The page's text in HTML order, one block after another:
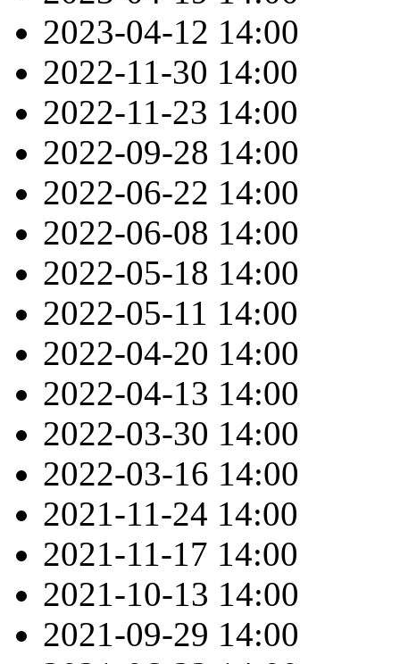
2023-04-12 14:00
2022-11-30 14:00
2022-11-23 14:00
2022-09-28 14:00
2022-06-22 14:00
2022-06-08 14:00
2022-05-18 14:00
2022-05-11 14:00
2022-04-20 14:00
2022-04-13 14:00
2022-03-30 14:00
2022-03-16 14:00
2021-11-24 14:00
2021-11-17 14:00
2021-10-13 14:00
2021-09-29 14:00